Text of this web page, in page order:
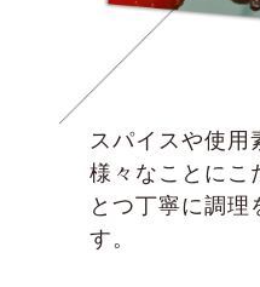
スパイスや使用
様々なことにこ
とつ丁寧に調理
す。